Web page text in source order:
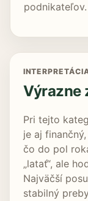
podnikateľov.
Výrazne
Pri tejto
je aj
čo do pol
„latať“, ale
Najväčší
stabilný